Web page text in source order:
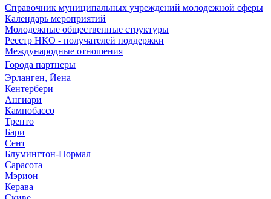
Справочник муниципальных учреждений молодежной сферы
Календарь мероприятий
Молодежные общественные структуры
Реестр НКО - получателей поддержки
Международные отношения
Города партнеры
Эрланген, Йена
Кентербери
Ангиари
Кампобассо
Тренто
Бари
Сент
Блумингтон-Нормал
Сарасота
Мэрион
Керава